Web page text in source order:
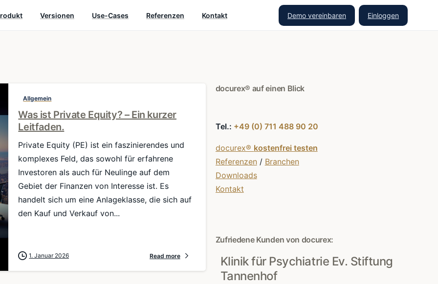
Versionen Use-Cases Referenzen Kontakt Demo vereinbaren Einloggen
Allgemein
Was ist Private Equity? – Ein kurzer
Leitfaden.
Private Equity (PE) ist ein faszinierendes und
komplexes Feld, das sowohl für erfahrene
Investoren als auch für Neulinge auf dem
Gebiet der Finanzen von Interesse ist. Es
handelt sich um eine Anlageklasse, die sich auf
den Kauf und Verkauf von...
1. Januar 2026 Read more
docurex® auf einen Blick
Tel.: +49 (0) 711 488 90 20
docurex® kostenfrei testen
Referenzen / Branchen
Downloads
Kontakt
Zufriedene Kunden von docurex:
Klinik für Psychiatrie Ev. Stiftung
Tannenhof